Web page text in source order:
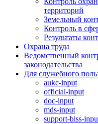
территорий
Земельный
Контроль в
Результаты
Охрана труда
Ведомственный
законодательства
Для служебного
aukc-input
official-input
doc-input
mds-input
support-biss-